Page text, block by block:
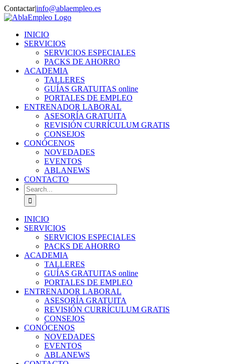
Skip
to
Contactar|info@ablaempleo.es
Facebook
Phone
INICIO
SERVICIOS
SERVICIOS ESPECIALES
PACKS DE AHORRO
ACADEMIA
TALLERES
GUÍAS GRATUITAS online
PORTALES DE EMPLEO
ENTRENADOR LABORAL
ASESORÍA GRATUITA
REVISIÓN CURRÍCULUM GRATIS
CONSEJOS
CONÓCENOS
NOVEDADES
EVENTOS
ABLANEWS
CONTACTO
Search
for:
INICIO
SERVICIOS
SERVICIOS ESPECIALES
PACKS DE AHORRO
ACADEMIA
TALLERES
GUÍAS GRATUITAS online
PORTALES DE EMPLEO
ENTRENADOR LABORAL
ASESORÍA GRATUITA
REVISIÓN CURRÍCULUM GRATIS
CONSEJOS
CONÓCENOS
NOVEDADES
EVENTOS
ABLANEWS